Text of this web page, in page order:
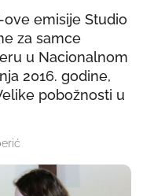
ove emisije Studio
za samce
u Nacionalnom
2016. godine,
pobožnosti u